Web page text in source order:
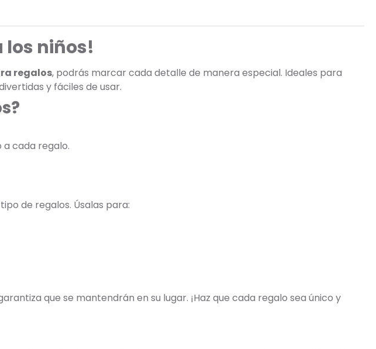
los niños!
regalos, podrás marcar cada detalle de manera especial. Ideales para
y fáciles de usar.
a cada regalo.
de regalos. Úsalas para:
que se mantendrán en su lugar. ¡Haz que cada regalo sea único y